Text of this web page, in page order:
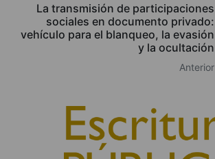
La transmisión de participaciones
sociales en documento privado:
vehículo para el blanqueo, la evasión
y la ocultación
Anterior